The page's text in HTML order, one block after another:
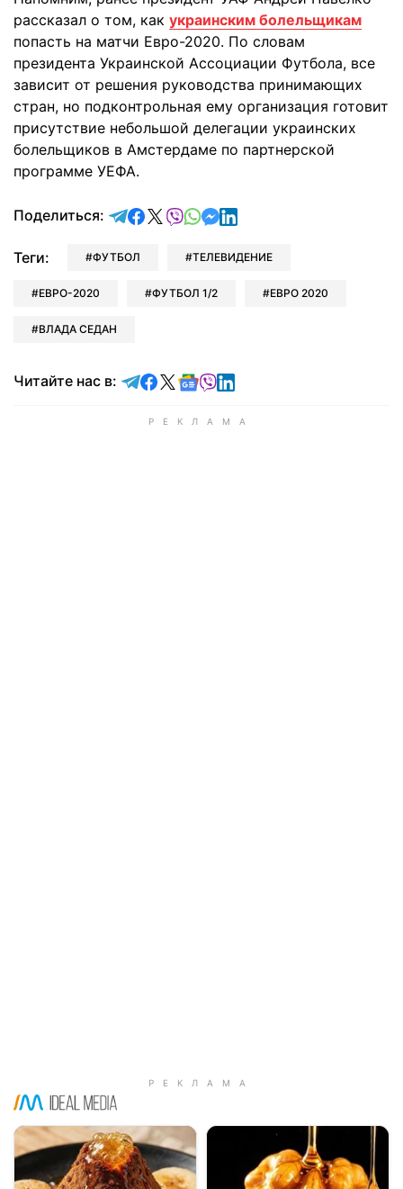
рассказал о том, как украинским болельщикам
попасть на матчи Евро-2020. По словам
президента Украинской Ассоциации Футбола, все
зависит от решения руководства принимающих
стран, но подконтрольная ему организация готовит
присутствие небольшой делегации украинских
болельщиков в Амстердаме по партнерской
программе УЕФА.
Поделиться: отправить в Telegram
поделиться в Facebook
поделиться в X
отправить в Viber
отправить в Whatsapp
отправить в Messenger
отправить в LinkedIn
Теги: ФУТБОЛ ТЕЛЕВИДЕНИЕ
ЕВРО-2020 ФУТБОЛ 1/2 ЕВРО 2020
ВЛАДА СЕДАН
Читайте нас в: Читайте в Telegram
Читайте в Facebook
Читайте в X
Читайте в Google news
Читайте в Viber
Читайте в LinkedIn